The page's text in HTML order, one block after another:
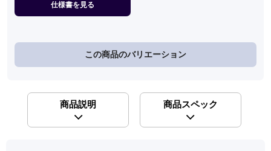
仕様書を見る
この商品のバリエーション
商品説明 商品スペック